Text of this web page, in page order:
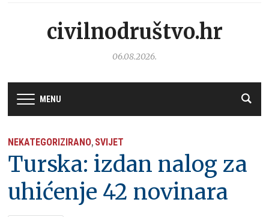
civilnodruštvo.hr
06.08.2026.
MENU
NEKATEGORIZIRANO, SVIJET
Turska: izdan nalog za
uhićenje 42 novinara